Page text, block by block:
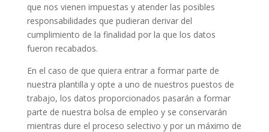
que nos vienen impuestas y atender las posibles
responsabilidades que pudieran derivar del
cumplimiento de la finalidad por la que los datos
fueron recabados.
En el caso de que quiera entrar a formar parte de
nuestra plantilla y opte a uno de nuestros puestos de
trabajo, los datos proporcionados pasarán a formar
parte de nuestra bolsa de empleo y se conservarán
mientras dure el proceso selectivo y por un máximo de